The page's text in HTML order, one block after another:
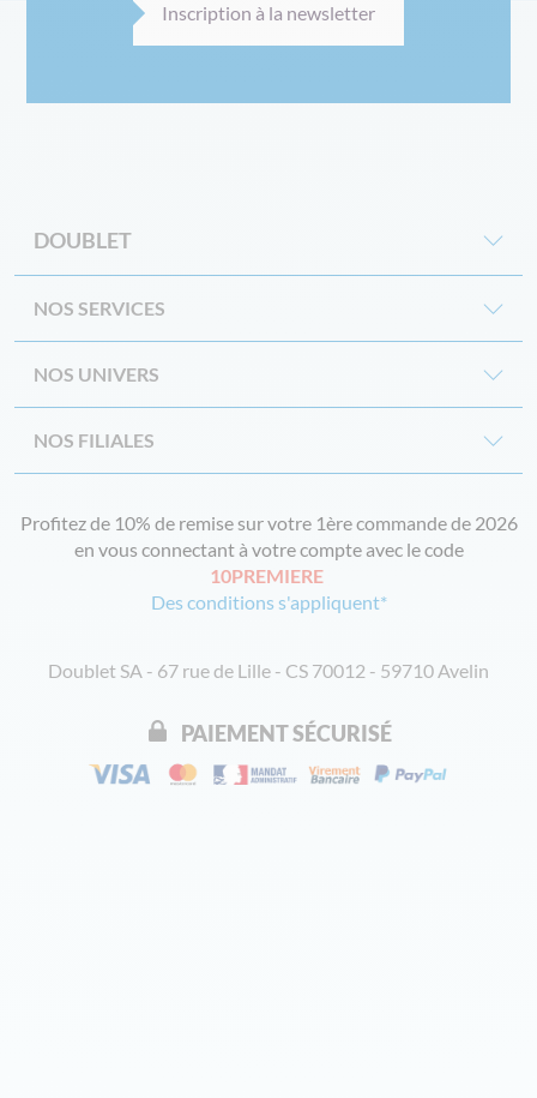
Inscription à la newsletter
DOUBLET
NOS SERVICES
NOS UNIVERS
NOS FILIALES
Profitez de 10% de remise sur votre 1ère commande de 2026
en vous connectant à votre compte avec le code
10PREMIERE
Des conditions s'appliquent*
Doublet SA - 67 rue de Lille - CS 70012 - 59710 Avelin
PAIEMENT SÉCURISÉ